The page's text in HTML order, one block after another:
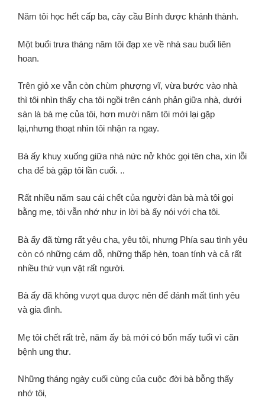
Năm tôi học hết cấp ba, cây cầu Bính được khánh thành.
Một buổi trưa tháng năm tôi đạp xe về nhà sau buổi liên
hoan.
Trên giỏ xe vẫn còn chùm phượng vĩ, vừa bước vào nhà
thì tôi nhìn thấy cha tôi ngồi trên cánh phản giữa nhà, dưới
sàn là bà mẹ của tôi, hơn mười năm tôi mới lại gặp
lại,nhưng thoạt nhìn tôi nhận ra ngay.
Bà ấy khuỵ xuống giữa nhà nức nở khóc gọi tên cha, xin lỗi
cha để bà gặp tôi lần cuối. ..
Rất nhiều năm sau cái chết của người đàn bà mà tôi gọi
bằng mẹ, tôi vẫn nhớ như in lời bà ấy nói với cha tôi.
Bà ấy đã từng rất yêu cha, yêu tôi, nhưng Phía sau tình yêu
còn có những cám dỗ, những thấp hèn, toan tính và cả rất
nhiều thứ vụn vặt rất người.
Bà ấy đã không vượt qua được nên để đánh mất tình yêu
và gia đình.
Mẹ tôi chết rất trẻ, năm ấy bà mới có bốn mấy tuổi vì căn
bệnh ung thư.
Những tháng ngày cuối cùng của cuộc đời bà bỗng thấy
nhớ tôi,